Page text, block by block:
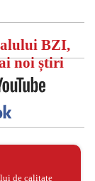
BZI,
noi știri
de calitate